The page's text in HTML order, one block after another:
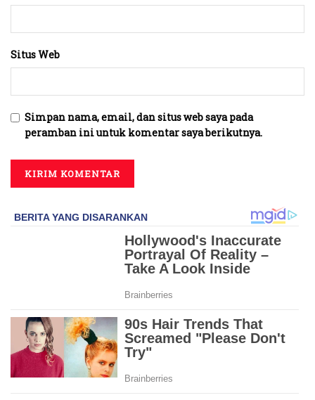
Situs Web
Simpan nama, email, dan situs web saya pada
peramban ini untuk komentar saya berikutnya.